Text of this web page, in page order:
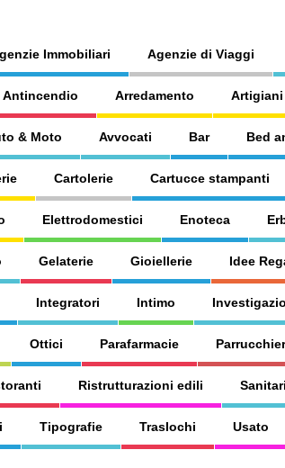
Immobiliari Agenzie di Viaggi
Antincendio Arredamento Artigiani
& Moto Avvocati Bar Bed
Cartolerie Cartucce stampanti
Elettrodomestici Enoteca
Gelaterie Gioiellerie Idee
Integratori Intimo
Ottici Parafarmacie
Ristrutturazioni edili
Tipografie Traslochi Usato